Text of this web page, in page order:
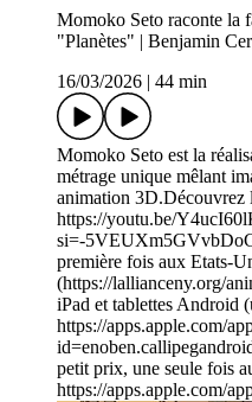
Momoko Seto raconte la
"Planètes" | Benjamin
16/03/2026
44 min
Momoko Seto est la
métrage unique mêlant
animation 3D.Découvrez
https://youtu.be/
si=-
première fois aux Etats-
(https://lallianceny.org/
iPad et tablettes Android
https://apps.apple.com/
petit prix, une seule fois
https://apps.apple.com/